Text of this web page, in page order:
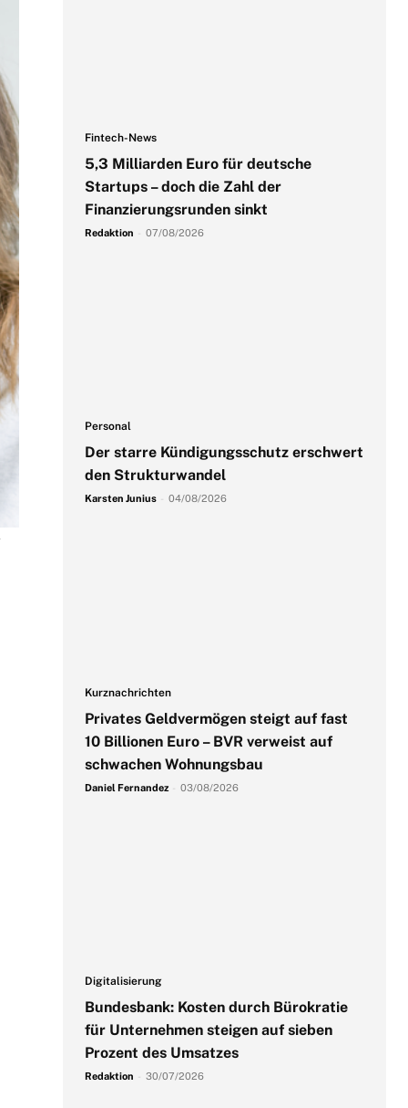
Fintech-News
5,3 Milliarden Euro für deutsche
Startups – doch die Zahl der
Finanzierungsrunden sinkt
Redaktion 07/08/2026
Personal
Der starre Kündigungsschutz erschwert
den Strukturwandel
Karsten Junius 04/08/2026
Kurznachrichten
Privates Geldvermögen steigt auf fast
10 Billionen Euro – BVR verweist auf
schwachen Wohnungsbau
Daniel Fernandez 03/08/2026
Digitalisierung
Bundesbank: Kosten durch Bürokratie
für Unternehmen steigen auf sieben
Prozent des Umsatzes
Redaktion 30/07/2026